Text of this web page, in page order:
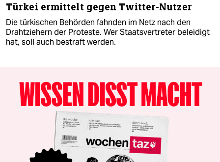
Türkei ermittelt gegen Twitter-Nutzer
Die türkischen Behörden fahnden im Netz nach den
Drahtziehern der Proteste. Wer Staatsvertreter beleidigt
hat, soll auch bestraft werden.